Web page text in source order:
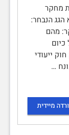
| שאלת מחקר
הנבחר:
מהם
ייעודי
…
מיידית